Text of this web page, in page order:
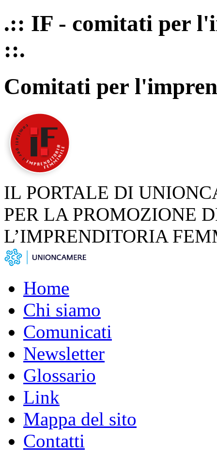
.:: IF - comitati per
::.
Comitati per
IL PORTALE DI
PER LA PROMOZIONE
L’IMPRENDITORIA
Home
Chi siamo
Comunicati
Newsletter
Glossario
Link
Mappa del sito
Contatti